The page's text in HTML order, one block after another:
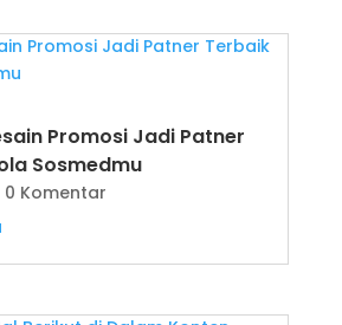
Promosi Jadi Patner
Sosmedmu
0 Komentar